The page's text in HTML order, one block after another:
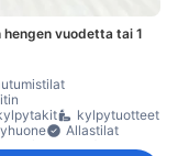
hengen vuodetta tai 1
kylpytuotteet
Allastilat
(maksuton)